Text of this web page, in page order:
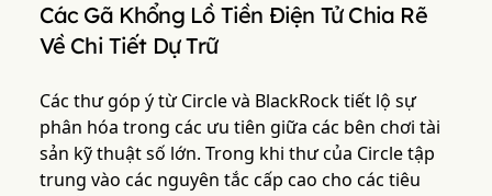
Các Gã Khổng Lồ Tiền Điện Tử Chia Rẽ
Về Chi Tiết Dự Trữ
Các thư góp ý từ Circle và BlackRock tiết lộ sự
phân hóa trong các ưu tiên giữa các bên chơi tài
sản kỹ thuật số lớn. Trong khi thư của Circle tập
trung vào các nguyên tắc cấp cao cho các tiêu